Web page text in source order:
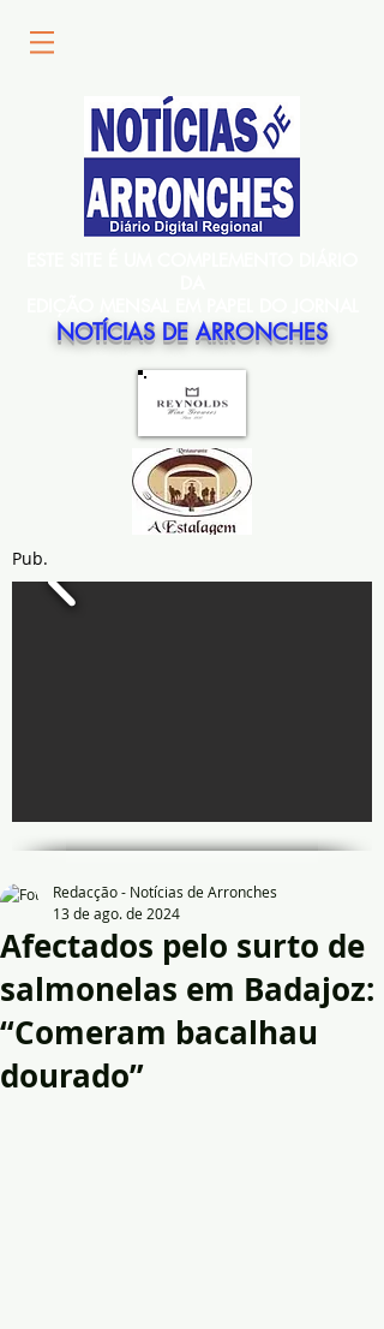
NOTÍCIAS DE ARRONCHES
Pub.
Afectados pelo surto de
salmonelas em Badajoz:
“Comeram bacalhau
dourado”
Redacção - Notícias de Arronches
13 de ago. de 2024